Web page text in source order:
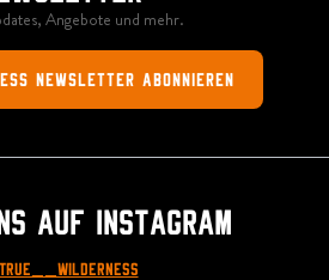
Angebote und mehr.
Newsletter abonnieren
auf Instagram